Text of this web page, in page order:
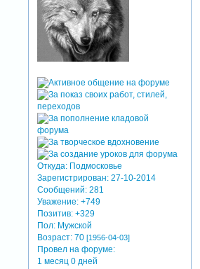
Откуда: Подмосковье
Зарегистрирован: 27-10-2014
Сообщений: 281
Уважение: +749
Позитив: +329
Пол: Мужской
Возраст: 70[1956-04-03]
Провел на форуме:
1 месяц 0 дней